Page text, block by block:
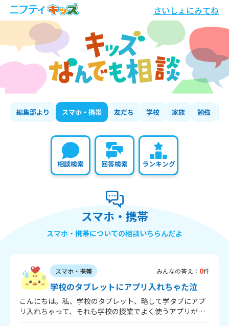
さいしょにみてね
編集部より スマホ・携帯 友だち 学校 家族 勉強
相談検索 回答検索 ランキング
の相談いちらん
スマホ・携帯
スマホ・携帯についての相談いちらんだよ
スマホ・携帯 みんなの答え： 0件
学校のタブレットにアプリ入れちゃた泣
こんにちは。私、学校のタブレット、略して学タブにアプ
リ入れちゃって、それも学校の授業でよく使うアプリが入